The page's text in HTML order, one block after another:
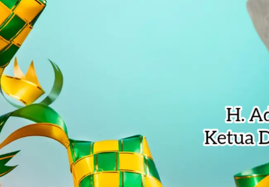
Ratusan Warga Antar Kumpul
Kali Bekasi Tercemar Berat,
Tri Adhianto Pacu Reformasi